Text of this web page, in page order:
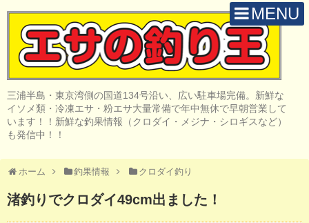
MENU
三浦半島・東京湾側の国道134号沿い、広い駐車場完備。新鮮な
イソメ類・冷凍エサ・粉エサ大量常備で年中無休で早朝営業して
います！！新鮮な釣果情報（クロダイ・メジナ・シロギスなど）
も発信中！！
ホーム 釣果情報 クロダイ釣り
渚釣りでクロダイ49cm出ました！
H O M E
取 扱 商 品
釣 果 情 報